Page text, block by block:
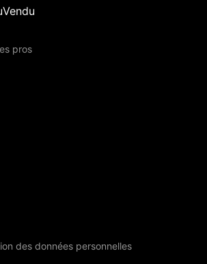
pros
des données personnelles